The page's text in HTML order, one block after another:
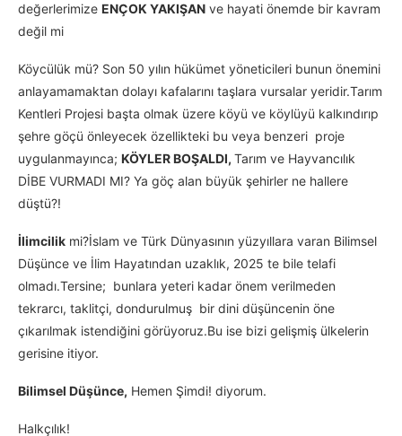
değerlerimize ENÇOK YAKIŞAN ve hayati önemde bir kavram
değil mi
Köycülük mü? Son 50 yılın hükümet yöneticileri bunun önemini
anlayamamaktan dolayı kafalarını taşlara vursalar yeridir.Tarım
Kentleri Projesi başta olmak üzere köyü ve köylüyü kalkındırıp
şehre göçü önleyecek özellikteki bu veya benzeri proje
uygulanmayınca; KÖYLER BOŞALDI, Tarım ve Hayvancılık
DİBE VURMADI MI? Ya göç alan büyük şehirler ne hallere
düştü?!
İlimcilik mi?İslam ve Türk Dünyasının yüzyıllara varan Bilimsel
Düşünce ve İlim Hayatından uzaklık, 2025 te bile telafi
olmadı.Tersine; bunlara yeteri kadar önem verilmeden
tekrarcı, taklitçi, dondurulmuş bir dini düşüncenin öne
çıkarılmak istendiğini görüyoruz.Bu ise bizi gelişmiş ülkelerin
gerisine itiyor.
Bilimsel Düşünce, Hemen Şimdi! diyorum.
Halkçılık!